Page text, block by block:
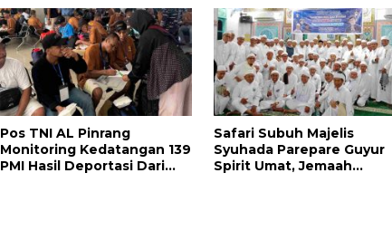
Pos TNI AL Pinrang
Monitoring Kedatangan 139
PMI Hasil Deportasi Dari
Safari Subuh Majelis
Syuhada Parepare Guyur
Spirit Umat, Jemaah